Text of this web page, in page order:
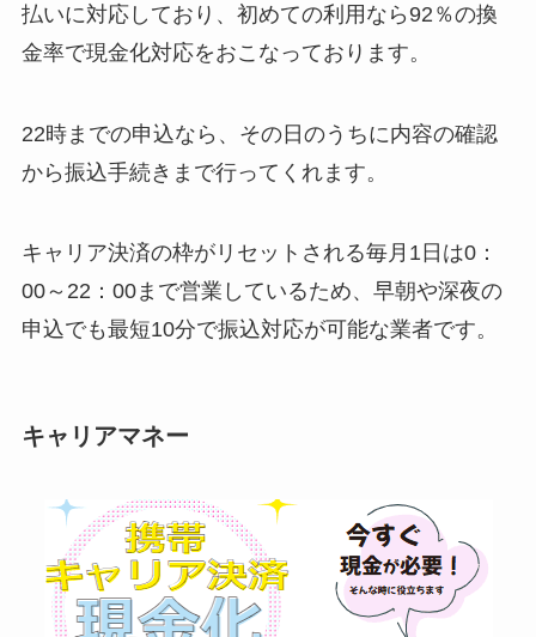
払いに対応しており、初めての利用なら92％の換
金率で現金化対応をおこなっております。
22時までの申込なら、その日のうちに内容の確認
から振込手続きまで行ってくれます。
キャリア決済の枠がリセットされる毎月1日は0：
00～22：00まで営業しているため、早朝や深夜の
申込でも最短10分で振込対応が可能な業者です。
キャリアマネー